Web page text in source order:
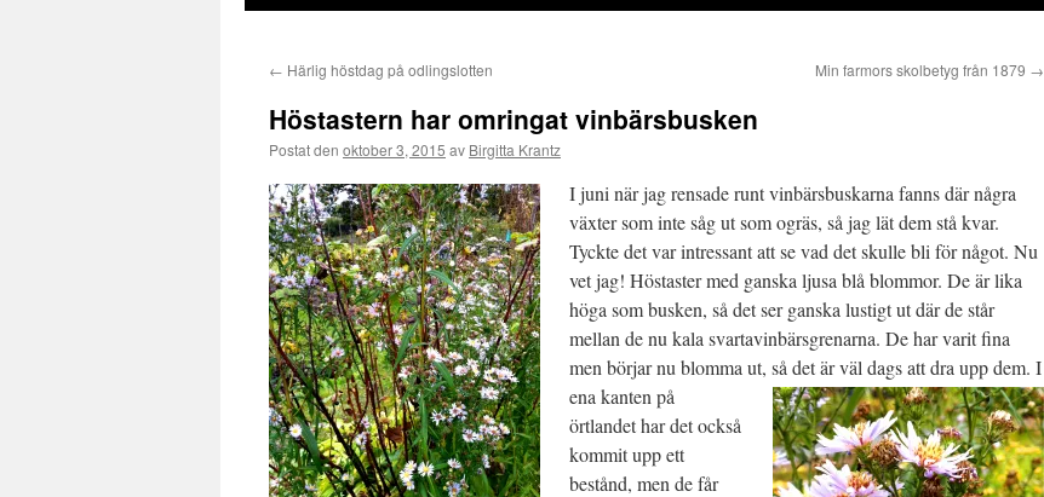
← Härlig höstdag på odlingslotten Min farmors skolbetyg från 1879 →
Höstastern har omringat vinbärsbusken
Postat den oktober 3, 2015 av Birgitta Krantz
I juni när jag rensade runt vinbärsbuskarna fanns där några
växter som inte såg ut som ogräs, så jag lät dem stå kvar.
Tyckte det var intressant att se vad det skulle bli för något. Nu
vet jag! Höstaster med ganska ljusa blå blommor. De är lika
höga som busken, så det ser ganska lustigt ut där de står
mellan de nu kala svartavinbärsgrenarna. De har varit fina
men börjar nu blomma ut, så det är väl dags att dra upp dem. I
ena kanten på
örtlandet har det också
kommit upp ett
bestånd, men de får